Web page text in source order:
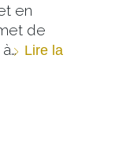
en
de
Lire la